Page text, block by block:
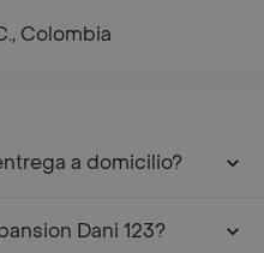
Colombia
a domicilio?
Dani 123?